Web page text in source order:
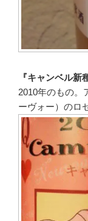
『キャンベル新
2010年のもの。
ーヴォー）のロ